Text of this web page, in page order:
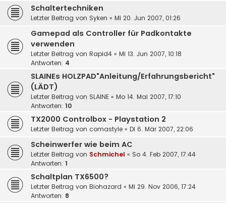
Schaltertechniken
Letzter Beitrag von Syken « Mi 20. Jun 2007, 01:26
Gamepad als Controller für Padkontakte
verwenden
Letzter Beitrag von Rapid4 « Mi 13. Jun 2007, 10:18
Antworten: 4
SLAINEs HOLZPAD"Anleitung/Erfahrungsbericht"
(LÄDT)
Letzter Beitrag von SLAINE « Mo 14. Mai 2007, 17:10
Antworten: 10
TX2000 Controlbox - Playstation 2
Letzter Beitrag von comastyle « Di 6. Mär 2007, 22:06
Scheinwerfer wie beim AC
Letzter Beitrag von Schmichel « So 4. Feb 2007, 17:44
Antworten: 1
Schaltplan TX6500?
Letzter Beitrag von Biohazard « Mi 29. Nov 2006, 17:24
Antworten: 8